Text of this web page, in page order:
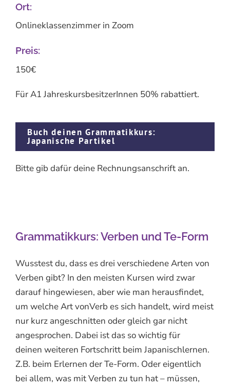
Ort:
Onlineklassenzimmer in Zoom
Preis:
150€
Für A1 JahreskursbesitzerInnen 50% rabattiert.
Buch deinen Grammatikkurs:
Japanische Partikel
Bitte gib dafür deine Rechnungsanschrift an.
Grammatikkurs: Verben und Te-Form
Wusstest du, dass es drei verschiedene Arten von
Verben gibt? In den meisten Kursen wird zwar
darauf hingewiesen, aber wie man herausfindet,
um welche Art vonVerb es sich handelt, wird meist
nur kurz angeschnitten oder gleich gar nicht
angesprochen. Dabei ist das so wichtig für
deinen weiteren Fortschritt beim Japanischlernen.
Z.B. beim Erlernen der Te-Form. Oder eigentlich
bei allem, was mit Verben zu tun hat – müssen,